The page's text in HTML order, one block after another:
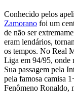
Conhecido pelos
Zamorano foi um
de não ser
eram lendários,
os tempos. No Real
Liga em 94/95, onde
Sua passagem pela
pela famosa camisa
Fenômeno Ronaldo,